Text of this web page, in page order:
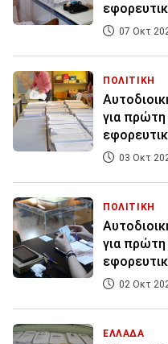
07 Οκτ
ΠΟΛΙΤΙΚΗ
για
03 Οκτ
ΠΟΛΙΤΙΚΗ
για
02 Οκτ
ΕΛΛΑΔΑ